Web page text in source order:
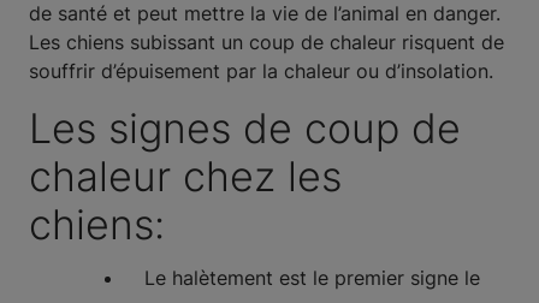
de santé et peut mettre la vie de l’animal en danger.
Les chiens subissant un coup de chaleur risquent de
souffrir d’épuisement par la chaleur ou d’insolation.
Les signes de coup de
chaleur chez les
chiens:
Le halètement est le premier signe le